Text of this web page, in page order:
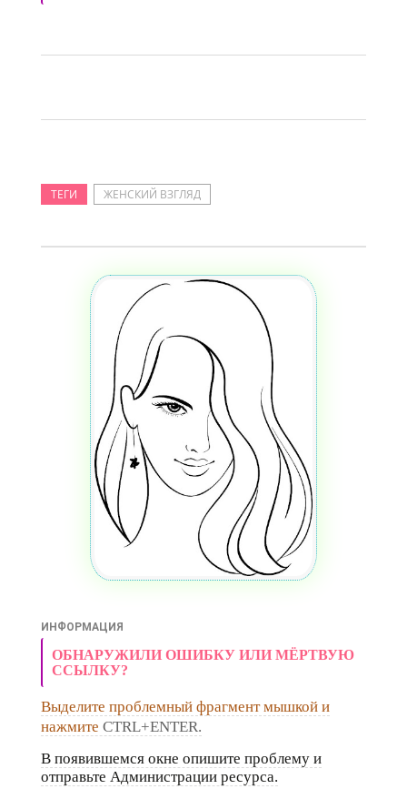
ТЕГИ ЖЕНСКИЙ ВЗГЛЯД
ИНФОРМАЦИЯ
ОБНАРУЖИЛИ ОШИБКУ ИЛИ МЁРТВУЮ
ССЫЛКУ?
Выделите проблемный фрагмент мышкой и
нажмите CTRL+ENTER.
В появившемся окне опишите проблему и
отправьте Администрации ресурса.